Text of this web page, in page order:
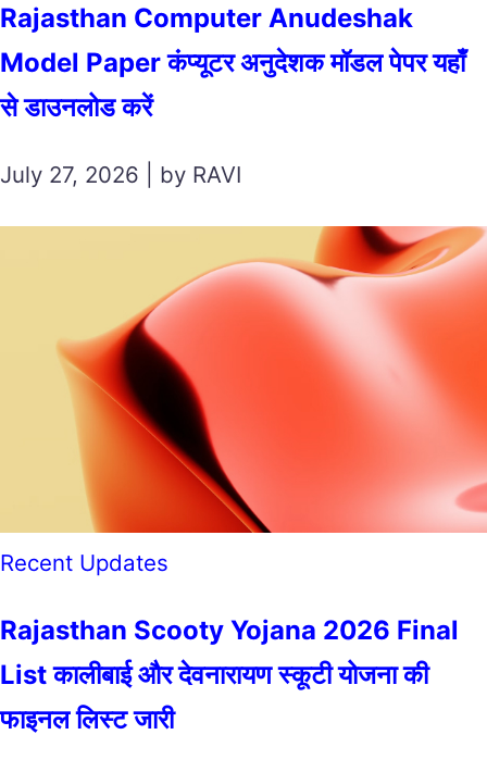
Rajasthan Computer Anudeshak
Model Paper कंप्यूटर अनुदेशक मॉडल पेपर यहाँ
से डाउनलोड करें
July 27, 2026 | by RAVI
Recent Updates
Rajasthan Scooty Yojana 2026 Final
List कालीबाई और देवनारायण स्कूटी योजना की
फाइनल लिस्ट जारी